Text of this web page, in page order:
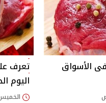
اليوم
الخميس 05/يونيو/2025 -